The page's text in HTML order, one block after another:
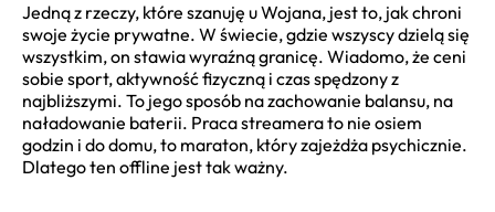
Jedną z rzeczy, które szanuję u Wojana, jest to, jak chroni
swoje życie prywatne. W świecie, gdzie wszyscy dzielą się
wszystkim, on stawia wyraźną granicę. Wiadomo, że ceni
sobie sport, aktywność fizyczną i czas spędzony z
najbliższymi. To jego sposób na zachowanie balansu, na
naładowanie baterii. Praca streamera to nie osiem
godzin i do domu, to maraton, który zajeżdża psychicznie.
Dlatego ten offline jest tak ważny.